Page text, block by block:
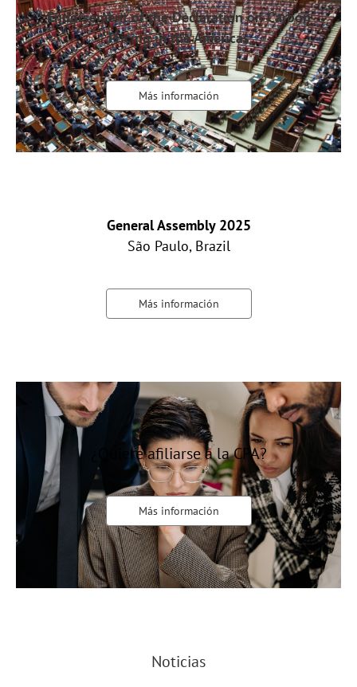
Endorsement of the Declaration on Carbon
Pricing in the Americas
Más información
General Assembly 2025
São Paulo, Brazil
Más información
¿Quiere afiliarse a la CPA?
Más información
Noticias